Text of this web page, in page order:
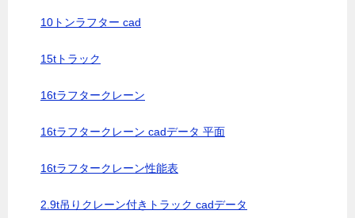
10トンラフター cad
15tトラック
16tラフタークレーン
16tラフタークレーン cadデータ 平面
16tラフタークレーン性能表
2.9t吊りクレーン付きトラック cadデータ